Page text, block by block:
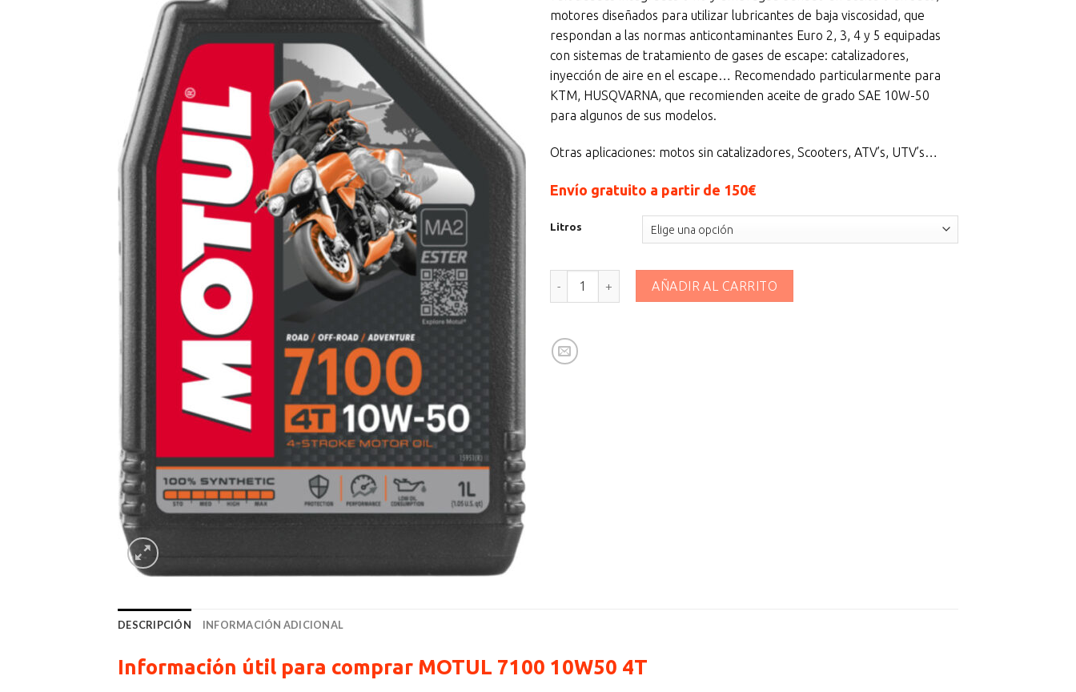
hasta
46,20 €
motores diseñados para utilizar lubricantes de baja viscosidad, que
respondan a las normas anticontaminantes Euro 2, 3, 4 y 5 equipadas
con sistemas de tratamiento de gases de escape: catalizadores,
inyección de aire en el escape… Recomendado particularmente para
KTM, HUSQVARNA, que recomienden aceite de grado SAE 10W-50
para algunos de sus modelos.
Otras aplicaciones: motos sin catalizadores, Scooters, ATV’s, UTV’s…
Envío gratuito a partir de 150€
Litros
MOTUL 7100 10W50 4T cantidad
AÑADIR AL CARRITO
DESCRIPCIÓN INFORMACIÓN ADICIONAL
Información útil para comprar MOTUL 7100 10W50 4T